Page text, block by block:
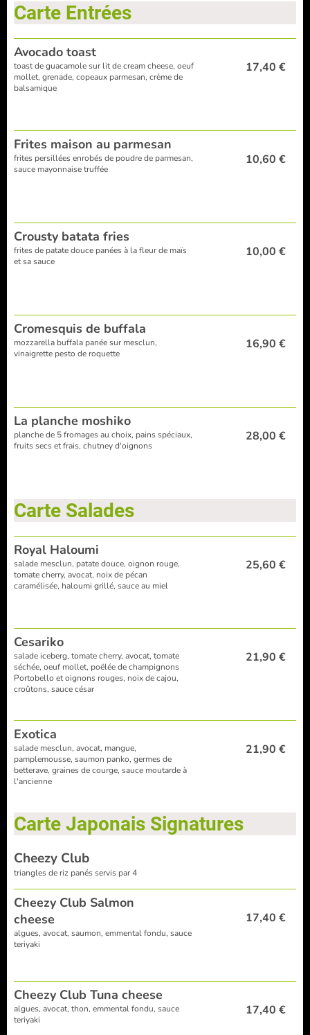
Carte Entrées
Avocado toast
toast de guacamole sur lit de cream cheese, oeuf
mollet, grenade, copeaux parmesan, crème de
balsamique
17,40 €
Frites maison au parmesan
frites persillées enrobés de poudre de parmesan,
sauce mayonnaise truffée
10,60 €
Crousty batata fries
frites de patate douce panées à la fleur de maïs
et sa sauce
10,00 €
Cromesquis de buffala
mozzarella buffala panée sur mesclun,
vinaigrette pesto de roquette
16,90 €
La planche moshiko
planche de 5 fromages au choix, pains spéciaux,
fruits secs et frais, chutney d'oignons
28,00 €
Carte Salades
Royal Haloumi
salade mesclun, patate douce, oignon rouge,
tomate cherry, avocat, noix de pécan
caramélisée, haloumi grillé, sauce au miel
25,60 €
Cesariko
salade iceberg, tomate cherry, avocat, tomate
séchée, oeuf mollet, poëlée de champignons
Portobello et oignons rouges, noix de cajou,
croûtons, sauce césar
21,90 €
Exotica
salade mesclun, avocat, mangue,
pamplemousse, saumon panko, germes de
betterave, graines de courge, sauce moutarde à
l'ancienne
21,90 €
Carte Japonais Signatures
Cheezy Club
triangles de riz panés servis par 4
Cheezy Club Salmon
cheese
algues, avocat, saumon, emmental fondu, sauce
teriyaki
17,40 €
Cheezy Club Tuna cheese
algues, avocat, thon, emmental fondu, sauce
teriyaki
17,40 €